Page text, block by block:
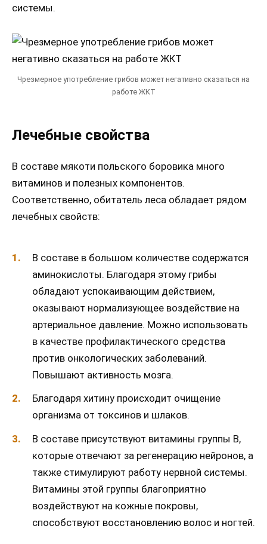
системы.
Чрезмерное употребление грибов может негативно сказаться на
работе ЖКТ
Лечебные свойства
В составе мякоти польского боровика много
витаминов и полезных компонентов.
Соответственно, обитатель леса обладает рядом
лечебных свойств:
В составе в большом количестве содержатся
аминокислоты. Благодаря этому грибы
обладают успокаивающим действием,
оказывают нормализующее воздействие на
артериальное давление. Можно использовать
в качестве профилактического средства
против онкологических заболеваний.
Повышают активность мозга.
Благодаря хитину происходит очищение
организма от токсинов и шлаков.
В составе присутствуют витамины группы В,
которые отвечают за регенерацию нейронов, а
также стимулируют работу нервной системы.
Витамины этой группы благоприятно
воздействуют на кожные покровы,
способствуют восстановлению волос и ногтей.